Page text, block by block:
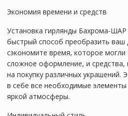
Экономия времени и средств
Установка гирлянды Бахрома-ШАР
быстрый способ преобразить ваш
сэкономите время, которое
сложное оформление, и
на покупку различных украшений.
в себе все необходимые
яркой атмосферы.